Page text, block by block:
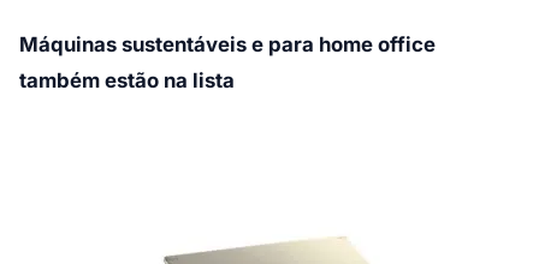
Máquinas sustentáveis e para home office
também estão na lista